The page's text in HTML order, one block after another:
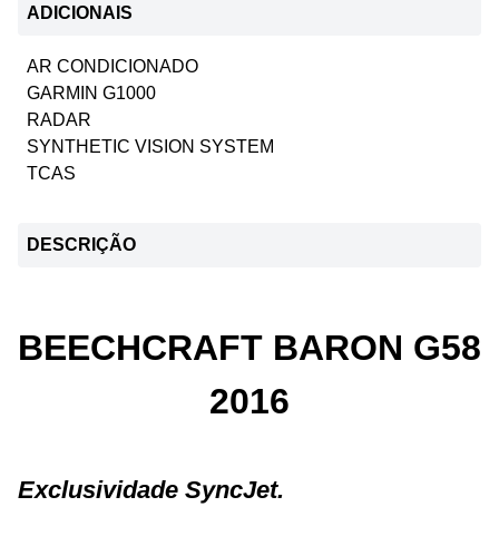
ADICIONAIS
AR CONDICIONADO
GARMIN G1000
RADAR
SYNTHETIC VISION SYSTEM
TCAS
DESCRIÇÃO
BEECHCRAFT BARON G58
2016
Exclusividade SyncJet.